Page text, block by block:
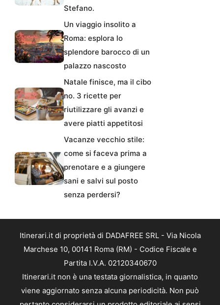
Stefano.
Un viaggio insolito a
Roma: esplora lo
splendore barocco di un
palazzo nascosto
Natale finisce, ma il cibo
no. 3 ricette per
riutilizzare gli avanzi e
avere piatti appetitosi
Vacanze vecchio stile:
come si faceva prima a
prenotare e a giungere
sani e salvi sul posto
senza perdersi?
Itinerari.it di proprietà di DADAFREE SRL - Via Nicola
Marchese 10, 00141 Roma (RM) - Codice Fiscale e
Partita I.V.A. 02120340670
Itinerari.it non è una testata giornalistica, in quanto
viene aggiornato senza alcuna periodicità. Non può